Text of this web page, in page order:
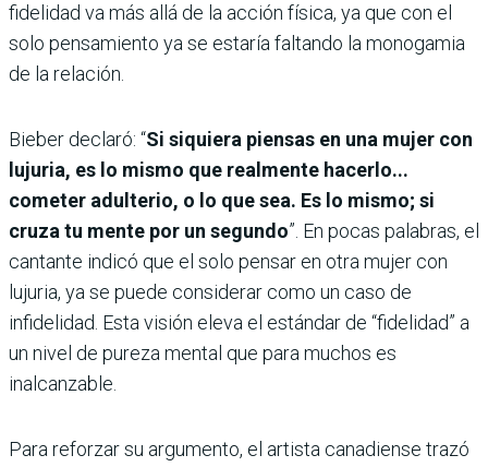
fidelidad va más allá de la acción física, ya que con el
solo pensamiento ya se estaría faltando la monogamia
de la relación.
Bieber declaró: “Si siquiera piensas en una mujer con
lujuria, es lo mismo que realmente hacerlo...
cometer adulterio, o lo que sea. Es lo mismo; si
cruza tu mente por un segundo”. En pocas palabras, el
cantante indicó que el solo pensar en otra mujer con
lujuria, ya se puede considerar como un caso de
infidelidad. Esta visión eleva el estándar de “fidelidad” a
un nivel de pureza mental que para muchos es
inalcanzable.
​Para reforzar su argumento, el artista canadiense trazó